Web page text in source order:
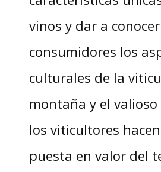
vinos y dar a
consumidores los
culturales de la
montaña y el
los viticultores
puesta en valor del